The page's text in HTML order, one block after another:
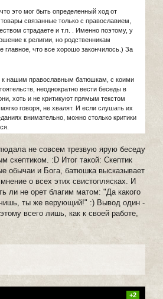
это мог быть определенный ход от
связанные только с православием,
страдаете и т.п. . Именно поэтому, у
к религии, но родственникам
главное, что все хорошо закончилось.) За
нашим православным батюшкам, с коими
неоднократно вести беседы в
хоть и не критикуют прямым текстом
говоря, не хвалят. И если слушать их
внимательно, можно столько критики
не совсем трезвую ярую беседу
скептиком. :D Итог такой: Скептик
обычаи и Бога, батюшка высказывает
о всех этих свистоплясках. И
ли не орет благим матом: "Да какого
ты же верующий!" :) Вывод один -
всего лишь, как к своей работе,
+2